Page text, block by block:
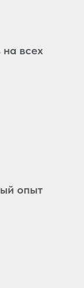
всех
опыт